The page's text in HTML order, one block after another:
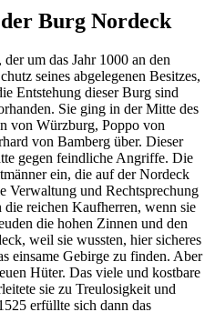
Burg Nordeck
um das Jahr 1000 an den
seines abgelegenen Besitzes,
Entstehung dieser Burg sind
Sie ging in der Mitte des
von Würzburg, Poppo von
von Bamberg über. Dieser
gegen feindliche Angriffe. Die
ein, die auf der Nordeck
Verwaltung und Rechtsprechung
reichen Kaufherren, wenn sie
die hohen Zinnen und den
weil sie wussten, hier sicheres
einsame Gebirge zu finden. Aber
Hüter. Das viele und kostbare
sie zu Treulosigkeit und
erfüllte sich dann das